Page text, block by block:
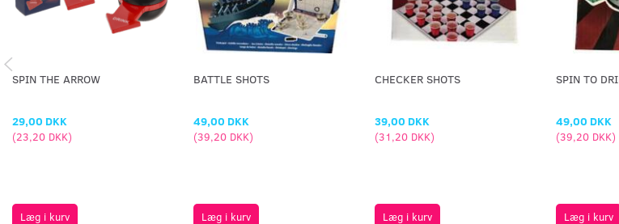
SPIN THE ARROW
29,00 DKK
(23,20 DKK)
Læg i kurv
BATTLE SHOTS
49,00 DKK
(39,20 DKK)
Læg i kurv
CHECKER SHOTS
39,00 DKK
(31,20 DKK)
Læg i kurv
SPIN TO
49,00 DKK
(39,20 DKK)
Læg i kurv